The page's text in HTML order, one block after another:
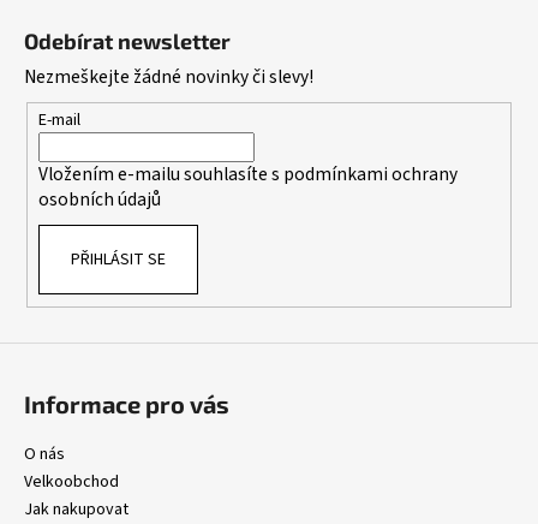
a
c
r
ý
p
Odebírat newsletter
Nezmeškejte žádné novinky či slevy!
E-mail
Vložením e-mailu souhlasíte s podmínkami ochrany
osobních údajů
PŘIHLÁSIT SE
Informace pro vás
O nás
Velkoobchod
Jak nakupovat